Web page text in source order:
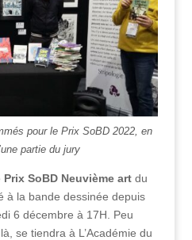
pour le Prix SoBD 2022, en
partie du jury
Prix SoBD Neuvième art du
à la bande dessinée depuis
6 décembre à 17H. Peu
se tiendra à L’Académie du